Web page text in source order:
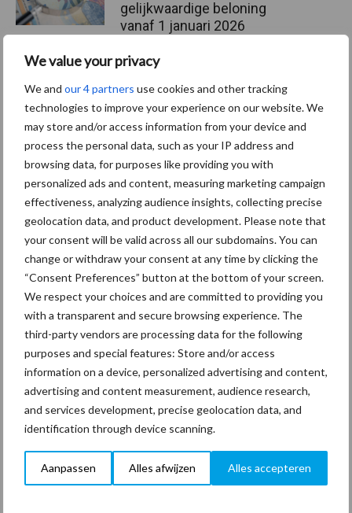
We value your privacy
We and our 4 partners use cookies and other tracking
technologies to improve your experience on our website. We
may store and/or access information from your device and
process the personal data, such as your IP address and
browsing data, for purposes like providing you with
personalized ads and content, measuring marketing campaign
effectiveness, analyzing audience insights, collecting precise
geolocation data, and product development. Please note that
your consent will be valid across all our subdomains. You can
change or withdraw your consent at any time by clicking the
“Consent Preferences” button at the bottom of your screen.
We respect your choices and are committed to providing you
with a transparent and secure browsing experience. The
third-party vendors are processing data for the following
purposes and special features: Store and/or access
information on a device, personalized advertising and content,
advertising and content measurement, audience research,
and services development, precise geolocation data, and
identification through device scanning.
Aanpassen Alles afwijzen Alles accepteren
gelijkwaardige beloning
vanaf 1 januari 2026
Loyaliteitsbonus in januari
Vakpartners Thema's
SieV UVC